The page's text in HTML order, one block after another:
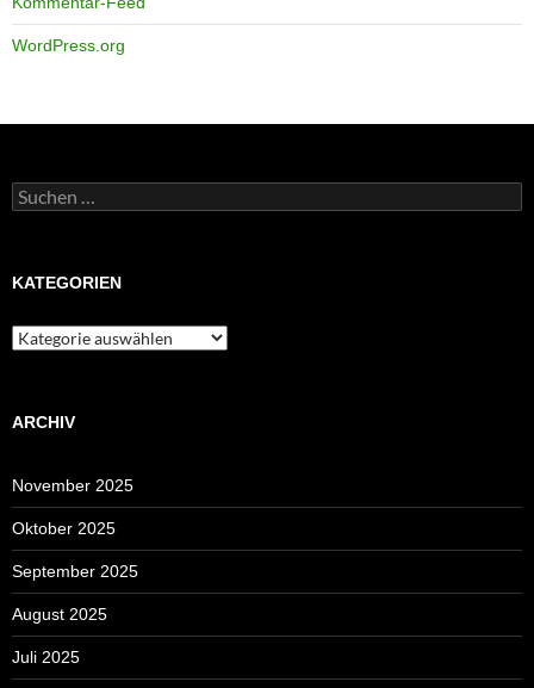
WordPress.org
Suchen
nach:
KATEGORIEN
Kategorien
ARCHIV
November 2025
Oktober 2025
September 2025
August 2025
Juli 2025